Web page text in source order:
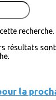
recherche.
résultats
la